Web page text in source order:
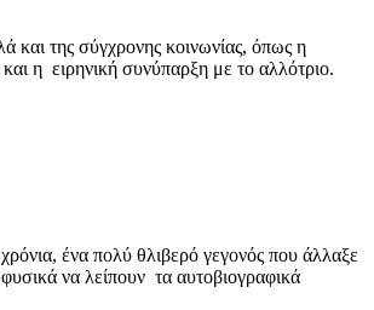
και της σύγχρονης κοινωνίας, όπως η
η ειρηνική συνύπαρξη με το αλλότριο.
ένα πολύ θλιβερό γεγονός που άλλαξε
να λείπουν τα αυτοβιογραφικά